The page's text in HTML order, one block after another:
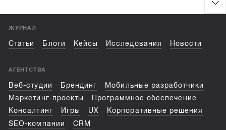
ЖУРНАЛ
Статьи Блоги Кейсы Исследования Новости
АГЕНТСТВА
Веб-студии Брендинг
Мобильные разработчики
Маркетинг-проекты
Программное обеспечение
Консалтинг
Игры UX
Корпоративные решения
SEO-компании
CRM